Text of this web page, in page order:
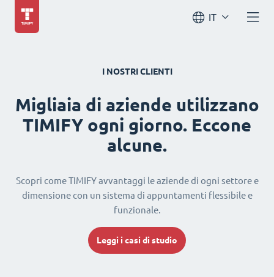
IT
I NOSTRI CLIENTI
Migliaia di aziende utilizzano
TIMIFY ogni giorno. Eccone
alcune.
Scopri come TIMIFY avvantaggi le aziende di ogni settore e
dimensione con un sistema di appuntamenti flessibile e
funzionale.
Leggi i casi di studio